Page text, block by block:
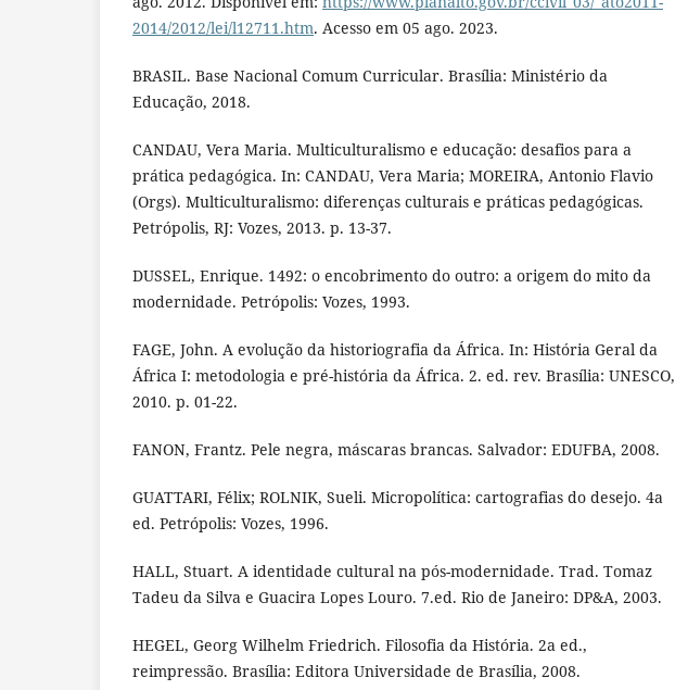
2014/2012/lei/l12711.htm. Acesso em 05 ago. 2023.
BRASIL. Base Nacional Comum Curricular. Brasília: Ministério da
Educação, 2018.
CANDAU, Vera Maria. Multiculturalismo e educação: desafios para a
prática pedagógica. In: CANDAU, Vera Maria; MOREIRA, Antonio Flavio
(Orgs). Multiculturalismo: diferenças culturais e práticas pedagógicas.
Petrópolis, RJ: Vozes, 2013. p. 13-37.
DUSSEL, Enrique. 1492: o encobrimento do outro: a origem do mito da
modernidade. Petrópolis: Vozes, 1993.
FAGE, John. A evolução da historiografia da África. In: História Geral da
África I: metodologia e pré-história da África. 2. ed. rev. Brasília: UNESCO,
2010. p. 01-22.
FANON, Frantz. Pele negra, máscaras brancas. Salvador: EDUFBA, 2008.
GUATTARI, Félix; ROLNIK, Sueli. Micropolítica: cartografias do desejo. 4a
ed. Petrópolis: Vozes, 1996.
HALL, Stuart. A identidade cultural na pós-modernidade. Trad. Tomaz
Tadeu da Silva e Guacira Lopes Louro. 7.ed. Rio de Janeiro: DP&A, 2003.
HEGEL, Georg Wilhelm Friedrich. Filosofia da História. 2a ed.,
reimpressão. Brasília: Editora Universidade de Brasília, 2008.